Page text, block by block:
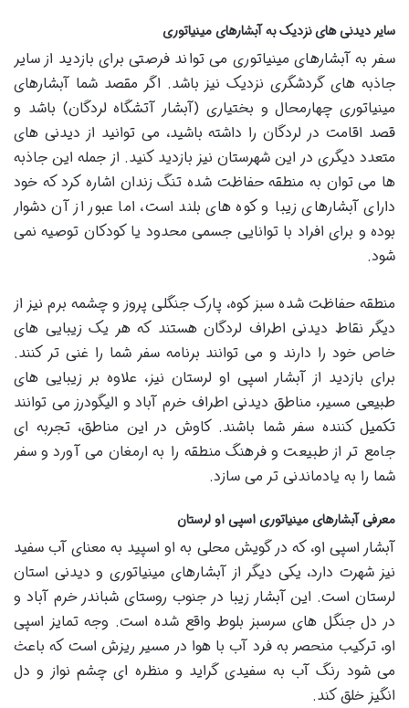
سایر دیدنی های نزدیک به آبشارهای مینیاتوری
سفر به آبشارهای مینیاتوری می تواند فرصتی برای بازدید از سایر
جاذبه های گردشگری نزدیک نیز باشد. اگر مقصد شما آبشارهای
مینیاتوری چهارمحال و بختیاری (آبشار آتشگاه لردگان) باشد و
قصد اقامت در لردگان را داشته باشید، می توانید از دیدنی های
متعدد دیگری در این شهرستان نیز بازدید کنید. از جمله این جاذبه
ها می توان به منطقه حفاظت شده تنگ زندان اشاره کرد که خود
دارای آبشارهای زیبا و کوه های بلند است، اما عبور از آن دشوار
بوده و برای افراد با توانایی جسمی محدود یا کودکان توصیه نمی
شود.
منطقه حفاظت شده سبز کوه، پارک جنگلی پروز و چشمه برم نیز از
دیگر نقاط دیدنی اطراف لردگان هستند که هر یک زیبایی های
خاص خود را دارند و می توانند برنامه سفر شما را غنی تر کنند.
برای بازدید از آبشار اسپی او لرستان نیز، علاوه بر زیبایی های
طبیعی مسیر، مناطق دیدنی اطراف خرم آباد و الیگودرز می توانند
تکمیل کننده سفر شما باشند. کاوش در این مناطق، تجربه ای
جامع تر از طبیعت و فرهنگ منطقه را به ارمغان می آورد و سفر
شما را به یادماندنی تر می سازد.
معرفی آبشارهای مینیاتوری اسپی او لرستان
آبشار اسپی او، که در گویش محلی به او اسپید به معنای آب سفید
نیز شهرت دارد، یکی دیگر از آبشارهای مینیاتوری و دیدنی استان
لرستان است. این آبشار زیبا در جنوب روستای شباندر خرم آباد و
در دل جنگل های سرسبز بلوط واقع شده است. وجه تمایز اسپی
او، ترکیب منحصر به فرد آب با هوا در مسیر ریزش است که باعث
می شود رنگ آب به سفیدی گراید و منظره ای چشم نواز و دل
انگیز خلق کند.